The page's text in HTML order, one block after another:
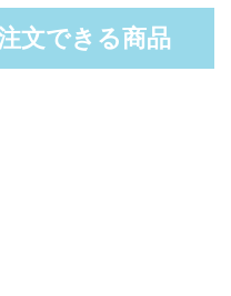
文できる商品